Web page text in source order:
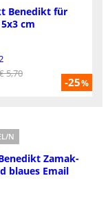
-25%
Benedikt für
cm
2
5,70
N
Zamak-
blaues Email